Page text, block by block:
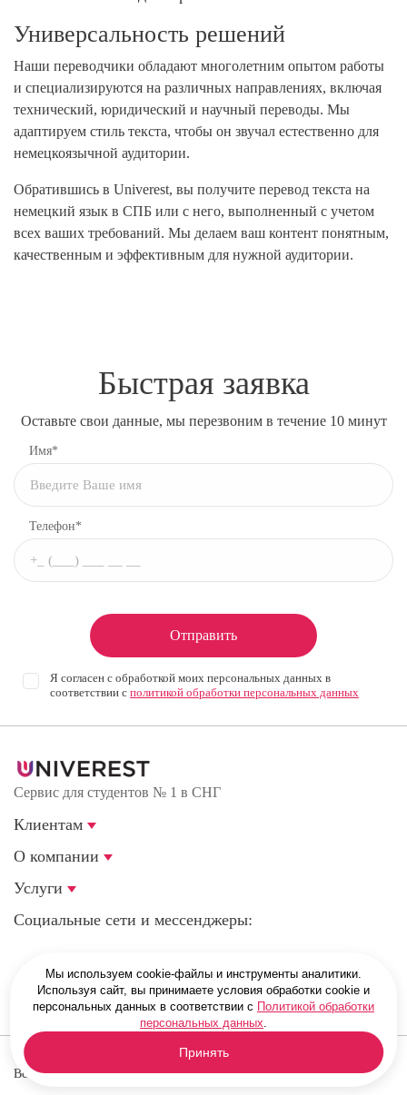
Универсальность решений
Наши переводчики обладают многолетним опытом работы
и специализируются на различных направлениях, включая
технический, юридический и научный переводы. Мы
адаптируем стиль текста, чтобы он звучал естественно для
немецкоязычной аудитории.
Обратившись в Univerest, вы получите перевод текста на
немецкий язык в СПБ или с него, выполненный с учетом
всех ваших требований. Мы делаем ваш контент понятным,
качественным и эффективным для нужной аудитории.
Быстрая заявка
Оставьте свои данные, мы перезвоним в течение 10 минут
Имя*
Телефон*
Отправить
Я согласен с обработкой моих персональных данных в
соответствии с политикой обработки персональных данных
Сервис для студентов № 1 в СНГ
Клиентам
О компании
Услуги
Социальные сети и мессенджеры:
г. Санкт-Петербург, Магнитогорская улица, 51Е
© 2008 — 2026. Univerest.ru. Профессиональная помощь студентам.
Все права защищены.
Мы используем cookie-файлы и инструменты аналитики.
Используя сайт, вы принимаете условия обработки cookie и
персональных данных в соответствии с Политикой обработки
персональных данных.
Принять